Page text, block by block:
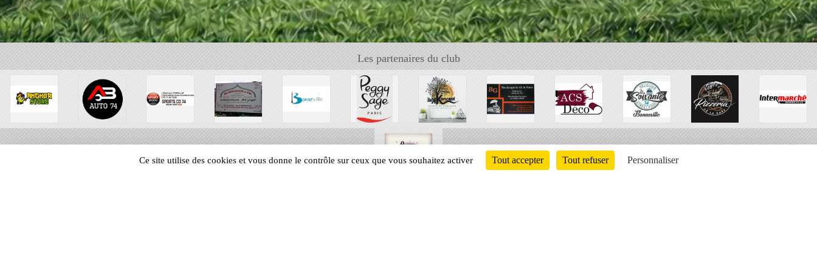
Les partenaires du club
Ce site utilise des cookies et vous donne le contrôle sur ceux que vous souhaitez activer Tout accepter Tout refuser Personnaliser